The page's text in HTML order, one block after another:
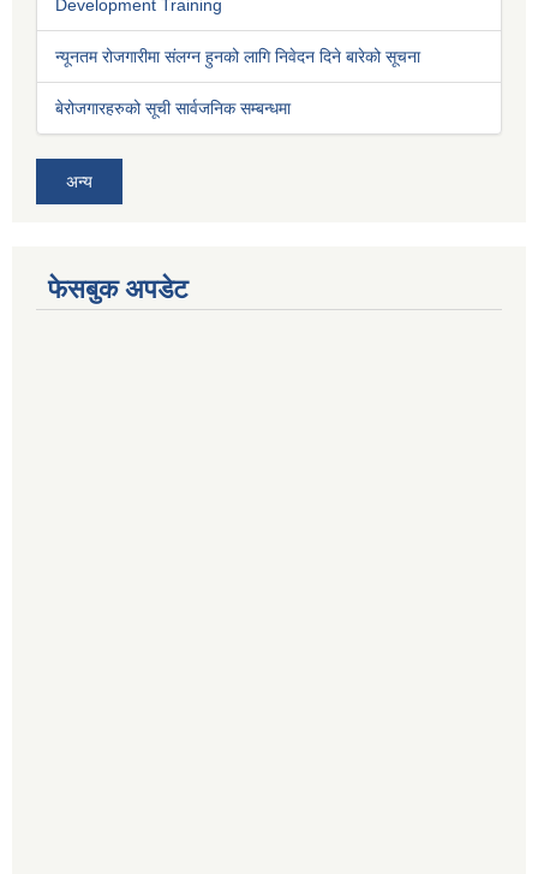
Development Training
न्यूनतम रोजगारीमा संलग्न हुनको लागि निवेदन दिने बारेको सूचना
बेरोजगारहरुको सूची सार्वजनिक सम्बन्धमा
अन्य
फेसबुक अपडेट